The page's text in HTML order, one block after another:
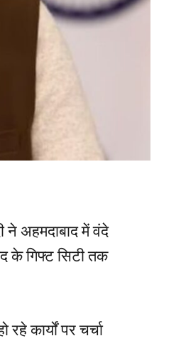
ने अहमदाबाद में वंदे
के गिफ्ट सिटी तक
कार्यों पर चर्चा